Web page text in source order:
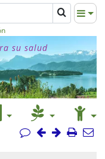
su salud